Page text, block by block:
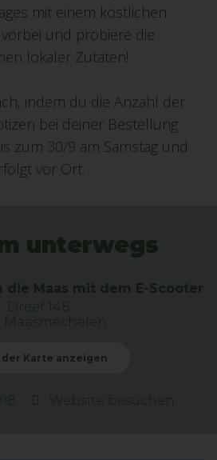
mit einem köstlichen
und probiere die
lokaler Zutaten!
indem du die Anzahl der
bei deiner Bestellung
zum 30/9 am Samstag und
vor Ort.
unterwegs
die Maas mit dem E-Scooter
Dreef 148
Maasmechelen
Karte anzeigen
Website besuchen